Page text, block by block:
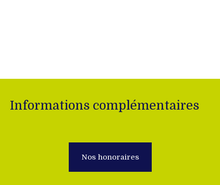
Informations complémentaires
Nos honoraires